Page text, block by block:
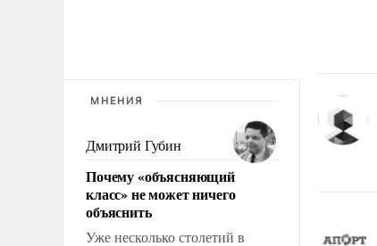
МНЕНИЯ
Дмитрий Губин
Почему «объясняющий
класс» не может ничего
объяснить
Уже несколько столетий в